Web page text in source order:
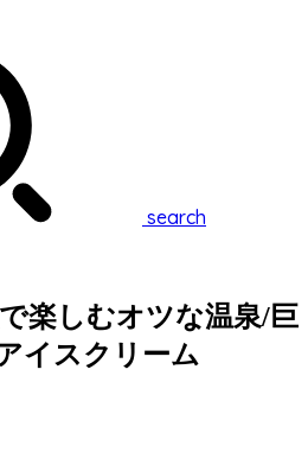
search
楽しむオツな温泉/巨
イスクリーム